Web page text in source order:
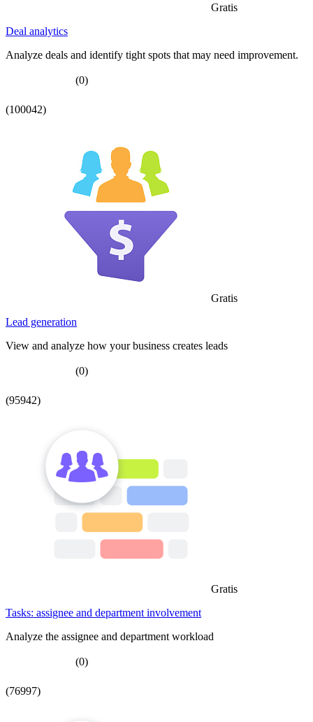
Gratis
Deal analytics
Analyze deals and identify tight spots that may need improvement.
(0)
(100042)
Gratis
Lead generation
View and analyze how your business creates leads
(0)
(95942)
Gratis
Tasks: assignee and department involvement
Analyze the assignee and department workload
(0)
(76997)